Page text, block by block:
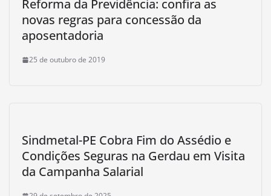
Reforma da Previdência: confira as
novas regras para concessão da
aposentadoria
25 de outubro de 2019
​Sindmetal-PE Cobra Fim do Assédio e
Condições Seguras na Gerdau em Visita
da Campanha Salarial